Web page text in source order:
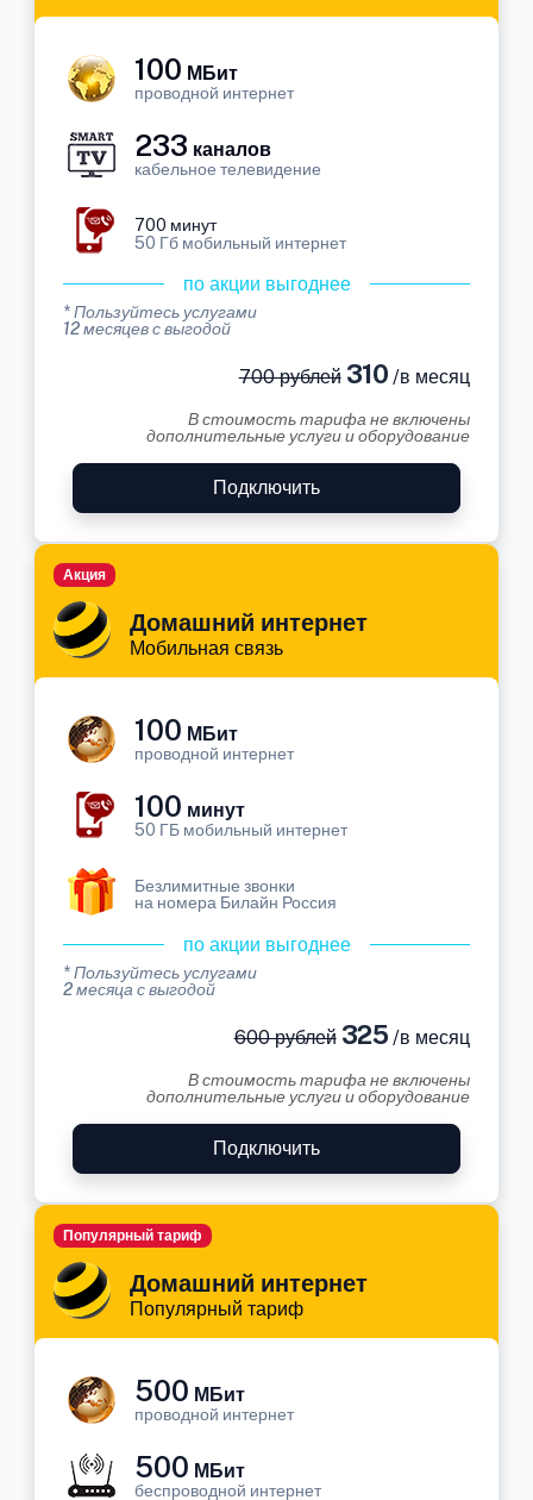
100 МБит
проводной интернет
233 каналов
кабельное телевидение
700 минут
50 Гб мобильный интернет
по акции выгоднее
* Пользуйтесь услугами
12 месяцев с выгодой
700 рублей310 /в месяц
В стоимость тарифа не включены
дополнительные услуги и оборудование
Подключить
Домашний интернет
Мобильная связь
Акция
100 МБит
проводной интернет
100 минут
50 ГБ мобильный интернет
Безлимитные звонки
на номера Билайн Россия
по акции выгоднее
* Пользуйтесь услугами
2 месяца с выгодой
600 рублей325 /в месяц
В стоимость тарифа не включены
дополнительные услуги и оборудование
Подключить
Домашний интернет
Популярный тариф
Популярный тариф
500 МБит
проводной интернет
500 МБит
беспроводной интернет